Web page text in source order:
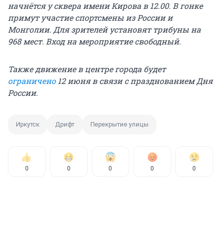
начнётся у сквера имени Кирова в 12.00. В гонке
примут участие спортсмены из России и
Монголии. Для зрителей установят трибуны на
968 мест. Вход на мероприятие свободный.
Также движение в центре города будет
ограничено12 июня в связи с празднованием Дня
России.
Иркутск Дрифт Перекрытие улицы
0 0 0 0 0